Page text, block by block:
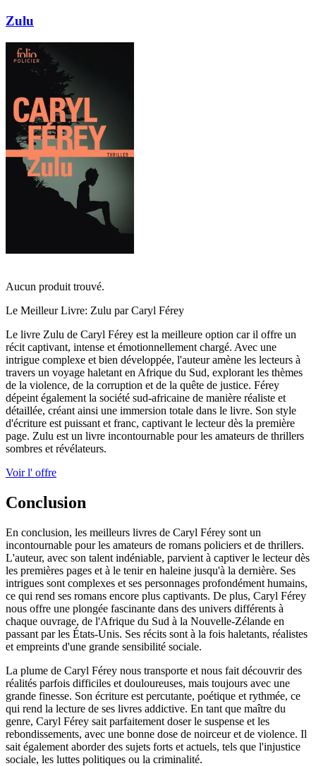
Zulu
Aucun produit trouvé.
Le Meilleur Livre: Zulu par Caryl Férey
Le livre Zulu de Caryl Férey est la meilleure option car il offre un
récit captivant, intense et émotionnellement chargé. Avec une
intrigue complexe et bien développée, l'auteur amène les lecteurs à
travers un voyage haletant en Afrique du Sud, explorant les thèmes
de la violence, de la corruption et de la quête de justice. Férey
dépeint également la société sud-africaine de manière réaliste et
détaillée, créant ainsi une immersion totale dans le livre. Son style
d'écriture est puissant et franc, captivant le lecteur dès la première
page. Zulu est un livre incontournable pour les amateurs de thrillers
sombres et révélateurs.
Voir l' offre
Conclusion
En conclusion, les meilleurs livres de Caryl Férey sont un
incontournable pour les amateurs de romans policiers et de thrillers.
L'auteur, avec son talent indéniable, parvient à captiver le lecteur dès
les premières pages et à le tenir en haleine jusqu'à la dernière. Ses
intrigues sont complexes et ses personnages profondément humains,
ce qui rend ses romans encore plus captivants. De plus, Caryl Férey
nous offre une plongée fascinante dans des univers différents à
chaque ouvrage, de l'Afrique du Sud à la Nouvelle-Zélande en
passant par les États-Unis. Ses récits sont à la fois haletants, réalistes
et empreints d'une grande sensibilité sociale.
La plume de Caryl Férey nous transporte et nous fait découvrir des
réalités parfois difficiles et douloureuses, mais toujours avec une
grande finesse. Son écriture est percutante, poétique et rythmée, ce
qui rend la lecture de ses livres addictive. En tant que maître du
genre, Caryl Férey sait parfaitement doser le suspense et les
rebondissements, avec une bonne dose de noirceur et de violence. Il
sait également aborder des sujets forts et actuels, tels que l'injustice
sociale, les luttes politiques ou la criminalité.